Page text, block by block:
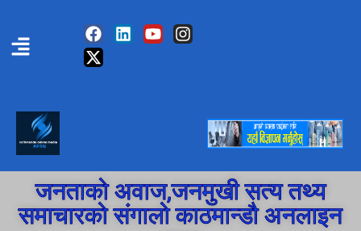
जनताको अवाज,जनमुखी सत्य तथ्य
समाचारको संगालो काठमान्डौ अनलाइन